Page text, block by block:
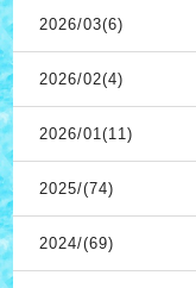
2026/03(6)
2026/02(4)
2026/01(11)
2025/(74)
2024/(69)